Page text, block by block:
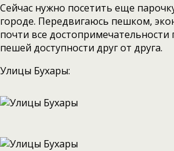
Сейчас нужно посетить еще
городе. Передвигаюсь пешком,
почти все достопримечательности
пешей доступности друг от друга.
Улицы Бухары: